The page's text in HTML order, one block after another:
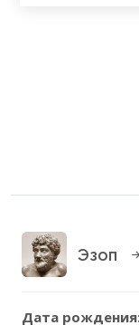
Эзоп
Дата